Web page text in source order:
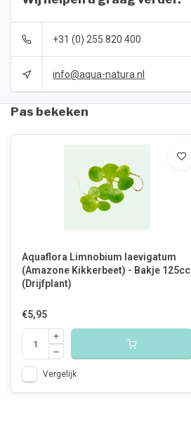
+31 (0) 255 820 400
info@aqua-natura.nl
Pas bekeken
Aquaflora Limnobium laevigatum
(Amazone Kikkerbeet) - Bakje 125cc
(Drijfplant)
€5,95
Vergelijk